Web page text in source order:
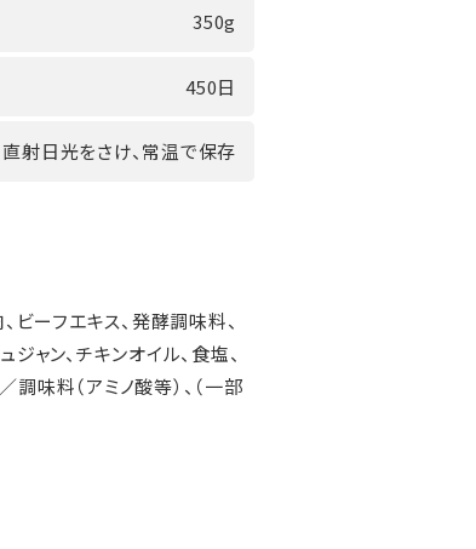
350g
450日
直射日光をさけ、常温で保存
ビーフエキス、発酵調味料、
ジャン、チキンオイル、食塩、
味料（アミノ酸等）、（一部